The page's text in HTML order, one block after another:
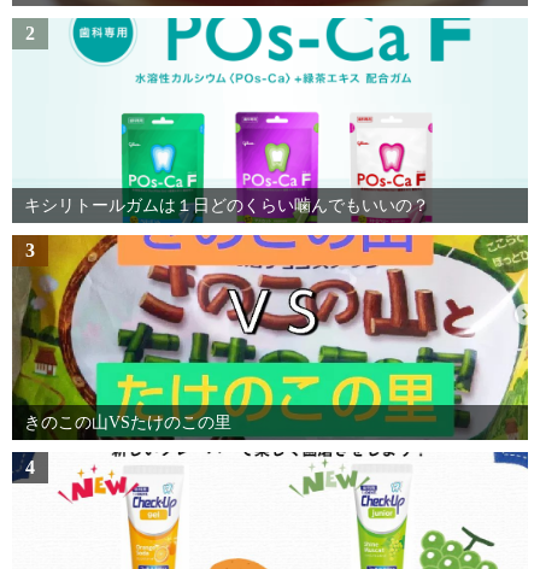
2
キシリトールガムは１日どのくらい噛んでもいいの？
3
きのこの山VSたけのこの里
4